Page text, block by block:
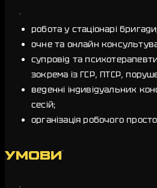
робота у стаціонарі
очне та онлайн
супровід та
зокрема із ГСР, ПТСР,
веденні індивідуальних
сесій;
організація робочого
УМОВИ